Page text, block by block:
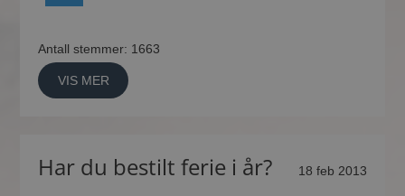
Antall stemmer: 1663
VIS MER
Har du bestilt ferie i år? 18 feb 2013